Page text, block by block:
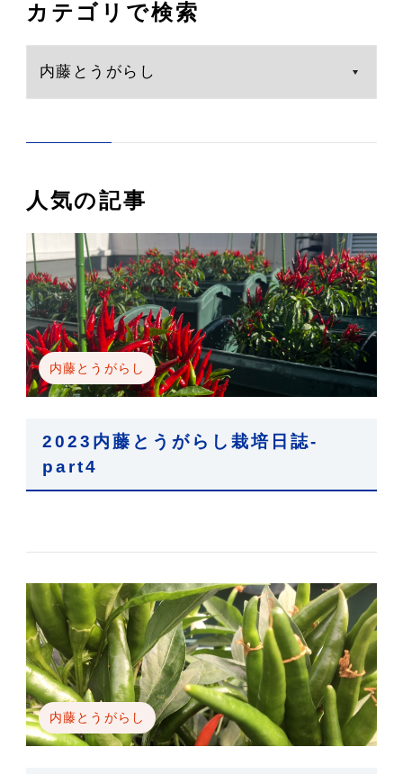
カテゴリで検索
人気の記事
内藤とうがらし
2023内藤とうがらし栽培日誌-
part4
内藤とうがらし